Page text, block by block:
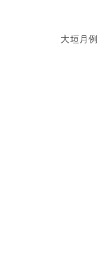
大垣月